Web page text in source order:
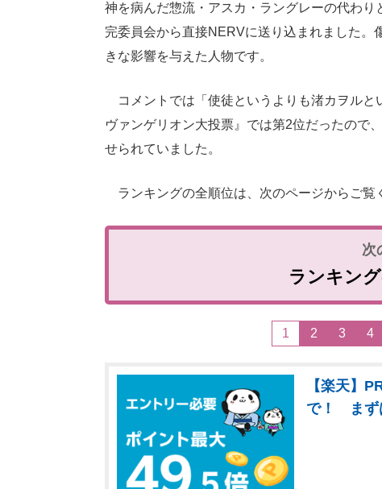
神を病んだ惣流・アスカ・ラングレーの代わ
完委員会から直接NERVに送り込まれました。
きな影響を与えた人物です。
コメントでは「使徒というよりも渚カヲルと
ヴァンゲリオン大投票』では第2位だったので
せられていました。
ランキングの全順位は、次のページからご覧
ランキン
1 2 3 4
【楽天】
で！ まず